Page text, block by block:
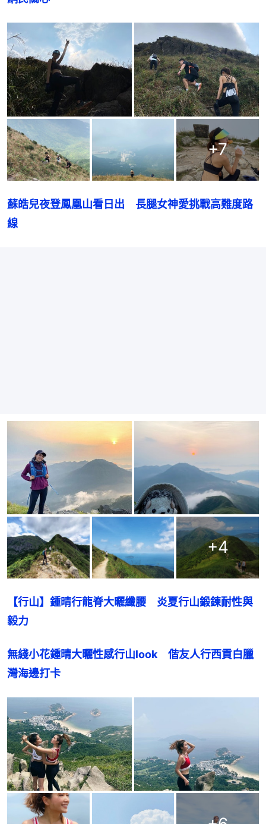
+7
蘇皓兒夜登鳳凰山看日出　長腿女神愛挑戰高難度路
線
+4
【行山】鍾晴行龍脊大曬纖腰　炎夏行山鍛鍊耐性與
毅力
無綫小花鍾晴大曬性感行山look　偕友人行西貢白臘
灣海邊打卡